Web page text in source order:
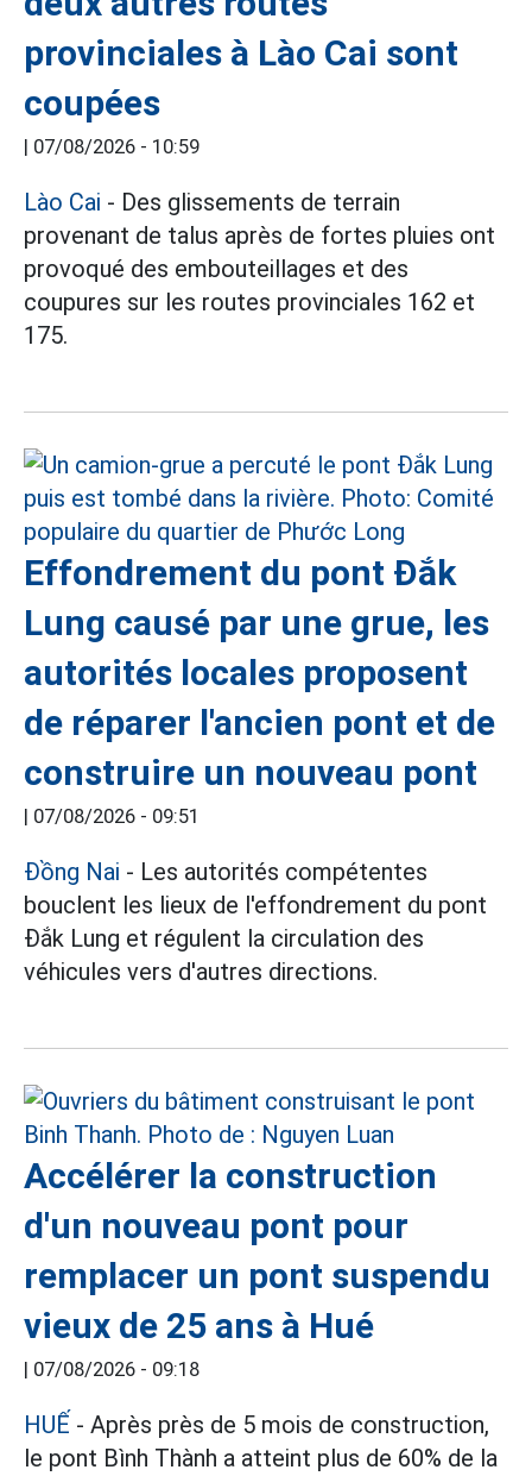
provinciales à Lào Cai sont
coupées
| 07/08/2026 - 10:59
Lào Cai - Des glissements de terrain
provenant de talus après de fortes pluies ont
provoqué des embouteillages et des
coupures sur les routes provinciales 162 et
175.
Effondrement du pont Đắk
Lung causé par une grue, les
autorités locales proposent
de réparer l'ancien pont et de
construire un nouveau pont
| 07/08/2026 - 09:51
Đồng Nai - Les autorités compétentes
bouclent les lieux de l'effondrement du pont
Đắk Lung et régulent la circulation des
véhicules vers d'autres directions.
Accélérer la construction
d'un nouveau pont pour
remplacer un pont suspendu
vieux de 25 ans à Hué
| 07/08/2026 - 09:18
HUẾ - Après près de 5 mois de construction,
le pont Bình Thành a atteint plus de 60% de la